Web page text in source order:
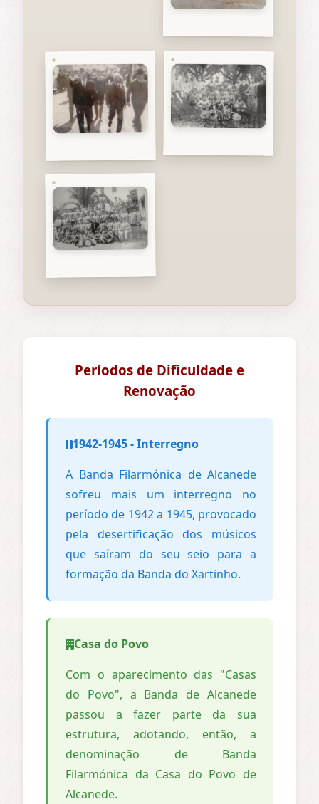
Períodos de Dificuldade e
Renovação
1942-1945 - Interregno
A Banda Filarmónica de Alcanede
sofreu mais um interregno no
período de 1942 a 1945, provocado
pela desertificação dos músicos
que saíram do seu seio para a
formação da Banda do Xartinho.
Casa do Povo
Com o aparecimento das "Casas
do Povo", a Banda de Alcanede
passou a fazer parte da sua
estrutura, adotando, então, a
denominação de Banda
Filarmónica da Casa do Povo de
Alcanede.